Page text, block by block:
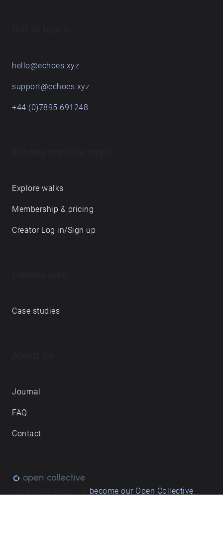
hello@echoes.xyz
support@echoes.xyz
+44 (0)7895 691248
Explore walks
Membership & pricing
Creator Log in/Sign up
Case studies
Journal
FAQ
Contact
become our Open Collective